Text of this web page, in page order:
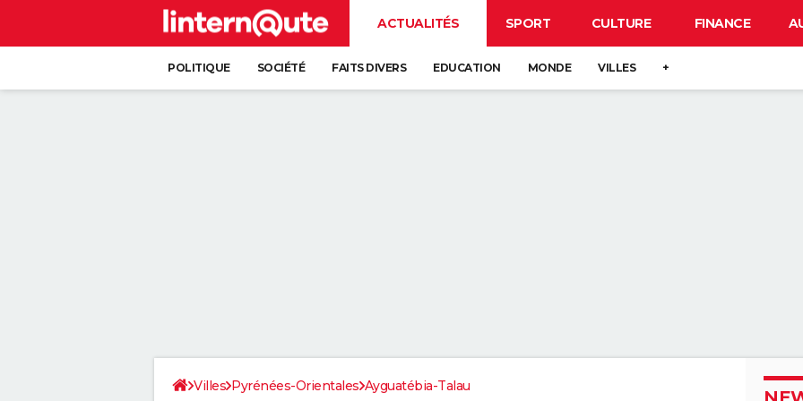
ACTUALITÉS SPORT CULTURE FINANCE
POLITIQUE SOCIÉTÉ FAITS DIVERS EDUCATION MONDE VILLES +
Villes Pyrénées-Orientales Ayguatébia-Talau